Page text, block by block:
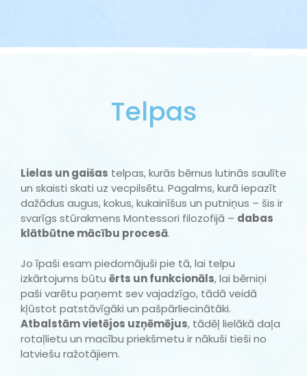
Telpas
Lielas un gaišas telpas, kurās bērnus lutinās saulīte
un skaisti skati uz vecpilsētu. Pagalms, kurā iepazīt
dažādus augus, kokus, kukainīšus un putniņus – šis ir
svarīgs stūrakmens Montessori filozofijā – dabas
klātbūtne mācību procesā.
Jo īpaši esam piedomājuši pie tā, lai telpu
izkārtojums būtu ērts un funkcionāls, lai bērniņi
paši varētu paņemt sev vajadzīgo, tādā veidā
kļūstot patstāvīgāki un pašpārliecinātāki.
Atbalstām vietējos uzņēmējus, tādēļ lielākā daļa
rotaļlietu un macību priekšmetu ir nākuši tieši no
latviešu ražotājiem.